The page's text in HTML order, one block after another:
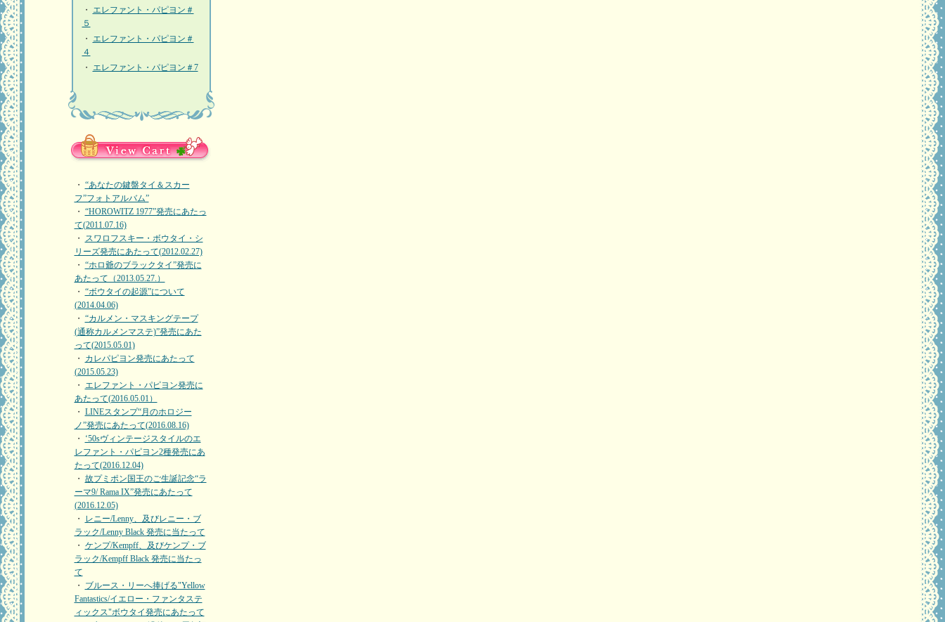
・
エレファント・パピヨン＃
５
・
エレファント・パピヨン＃
４
・
エレファント・パピヨン＃7
・ “あなたの鍵盤タイ＆スカー
フ”フォトアルバム”
・ “HOROWITZ 1977”発売にあたっ
て(2011.07.16)
・
スワロフスキー・ボウタイ・シ
リーズ発売にあたって(2012.02.27)
・ “ホロ爺のブラックタイ”発売に
あたって（2013.05.27.）
・ “ボウタイの起源”について
(2014.04.06)
・ “カルメン・マスキングテープ
(通称カルメンマステ)”発売にあた
って(2015.05.01)
・
カレパピヨン発売にあたって
(2015.05.23)
・ エレファント・パピヨン発売に
あたって(2016.05.01）
・ LINEスタンプ“月のホロジー
ノ”発売にあたって(2016.08.16)
・
‘50sヴィンテージスタイルのエ
レファント・パピヨン2種発売にあ
たって(2016.12.04)
・ 故プミポン国王のご生誕記念“ラ
ーマ9/ Rama IX”発売にあたって
(2016.12.05)
・
レニー/Lenny、及びレニー・ブ
ラック/Lenny Black 発売に当たって
・ ケンプ/Kempff、及びケンプ・ブ
ラック/Kempff Black 発売に当たっ
て
・
ブルース・リーへ捧げる"Yellow
Fantastics/イエロー・ファンタステ
ィックス"ボウタイ発売にあたって